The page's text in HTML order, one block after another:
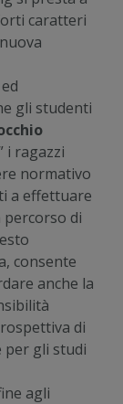
caratteri
gli studenti
i ragazzi
normativo
a effettuare
di
consente
anche la
di
per gli studi
agli